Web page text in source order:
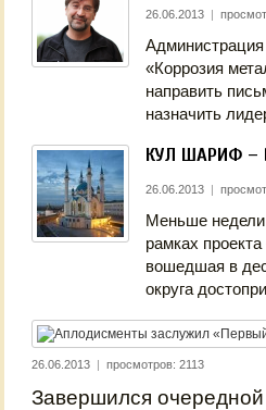
26.06.2013 |
«Коррозия
направить
назначить
КУЛ ШАРИФ –
26.06.2013 |
Меньше недели
рамках
вошедшая в
округа
26.06.2013 | просмотров: 2113
Завершился